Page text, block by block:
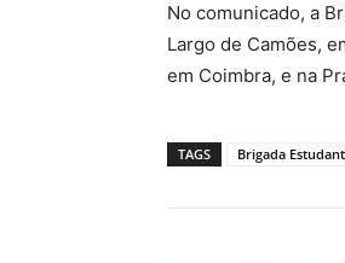
No comunicado, a
Largo de Camões,
em Coimbra, e na
TAGS Brigada